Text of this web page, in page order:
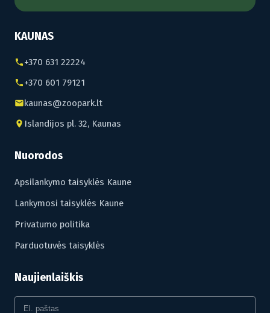
KAUNAS
+370 631 22224
+370 601 79121
kaunas@zoopark.lt
Islandijos pl. 32, Kaunas
Nuorodos
Apsilankymo taisyklės Kaune
Lankymosi taisyklės Kaune
Privatumo politika
Parduotuvės taisyklės
Naujienlaiškis